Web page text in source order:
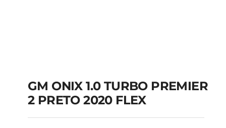
GM ONIX 1.0 TURBO PREMIER
2 PRETO 2020 FLEX